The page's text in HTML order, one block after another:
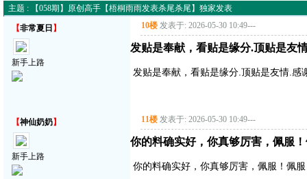
主题 : 【058期】原创高手【梧桐雨雨发表杀尾杀尾】独家发表
【非常夏日 】
新手上路
10楼 发表于: 2026-05-30 10:49---
发贴是奉献，看贴是缘分.顶贴是友
发贴是奉献，看贴是缘分.顶贴是友情.感
【神仙奶奶】
新手上路
11楼 发表于: 2026-05-30 10:49---
你的料确实好，你真够厉害，佩服
你的料确实好，你真够厉害，佩服！佩